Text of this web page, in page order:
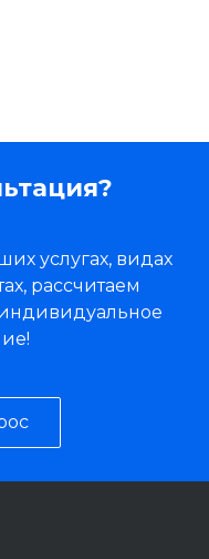
услугах, видах
рассчитаем